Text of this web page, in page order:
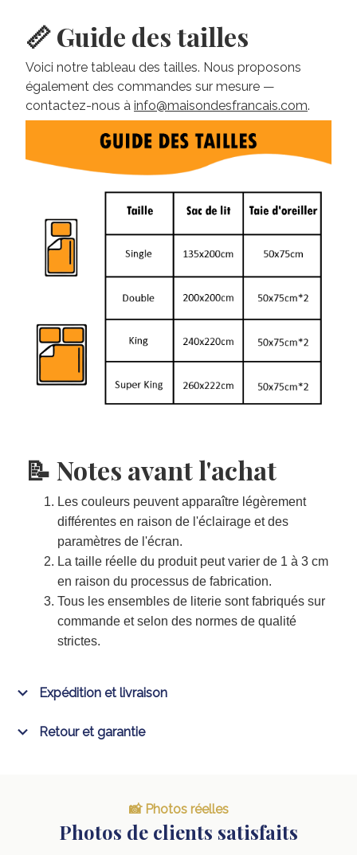
📏 Guide des tailles
Voici notre tableau des tailles. Nous proposons
également des commandes sur mesure —
contactez-nous à info@maisondesfrancais.com.
📝 Notes avant l'achat
Les couleurs peuvent apparaître légèrement
différentes en raison de l'éclairage et des
paramètres de l'écran.
La taille réelle du produit peut varier de 1 à 3 cm
en raison du processus de fabrication.
Tous les ensembles de literie sont fabriqués sur
commande et selon des normes de qualité
strictes.
Expédition et livraison
Retour et garantie
📸 Photos réelles
Photos de clients satisfaits